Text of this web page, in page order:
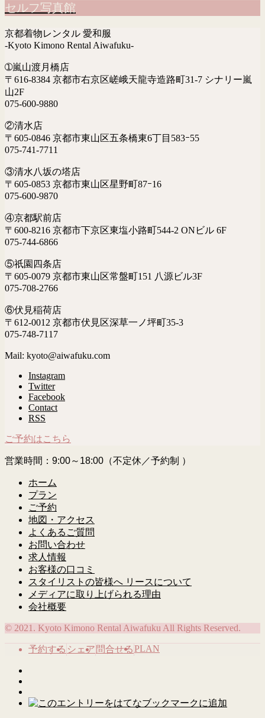
セルフ写真館
京都着物レンタル 愛和服
-Kyoto Kimono Rental Aiwafuku-
➀嵐山渡月橋店
〒616-8384 京都市右京区嵯峨天龍寺造路町31-7 シナリー嵐
山2F
075-600-9880
②清水店
〒605-0846 京都市東山区五条橋東6丁目583ｰ55
075-741-7711
③清水八坂の塔店
〒605-0853 京都市東山区星野町87ｰ16
075-600-9870
④京都駅前店
〒600-8216 京都市下京区東塩小路町544-2 ONビル 6F
075-744-6866
⑤祇園四条店
〒605-0079 京都市東山区常盤町151 八源ビル3F
075-708-2766
⑥伏見稲荷店
〒612-0012 京都市伏見区深草一ノ坪町35-3
075-748-7117
Mail: kyoto@aiwafuku.com
Instagram
Twitter
Facebook
Contact
RSS
ご予約はこちら
営業時間：9:00～18:00（不定休／予約制 ）
ホーム
プラン
ご予約
地図・アクセス
よくあるご質問
お問い合わせ
求人情報
お客様の口コミ
スタイリストの皆様へ リースについて
メディアに取り上げられる理由
会社概要
© 2021. Kyoto Kimono Rental Aiwafuku All Rights Reserved.
予約する シェア 問合せるPLAN